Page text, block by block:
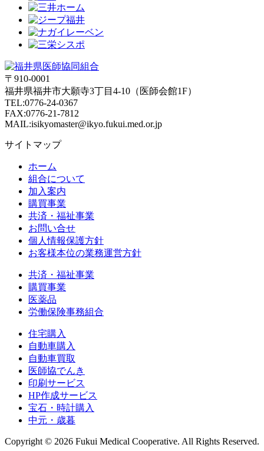
〒910-0001
福井県福井市大願寺3丁目4-10（医師会館1F）
TEL:0776-24-0367
FAX:0776-21-7812
MAIL:isikyomaster@ikyo.fukui.med.or.jp
サイトマップ
ホーム
組合について
加入案内
購買事業
共済・福祉事業
お問い合せ
個人情報保護方針
お客様本位の業務運営方針
共済・福祉事業
購買事業
医薬品
労働保険事務組合
住宅購入
自動車購入
自動車買取
医師協でんき
印刷サービス
HP作成サービス
宝石・時計購入
中元・歳暮
Copyright © 2026 Fukui Medical Cooperative. All Rights Reserved.